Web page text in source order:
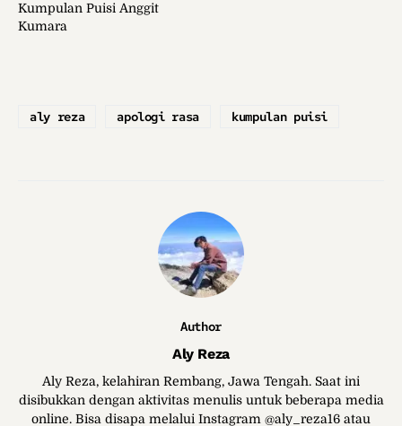
Kumpulan Puisi Anggit
Kumara
aly reza apologi rasa kumpulan puisi
Author
Aly Reza
Aly Reza, kelahiran Rembang, Jawa Tengah. Saat ini
disibukkan dengan aktivitas menulis untuk beberapa media
online. Bisa disapa melalui Instagram @aly_reza16 atau